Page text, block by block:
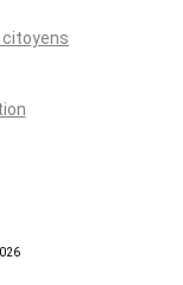
citoyens